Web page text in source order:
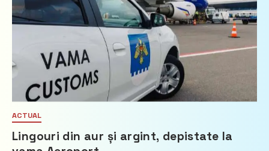
ACTUAL
Lingouri din aur și argint, depistate la